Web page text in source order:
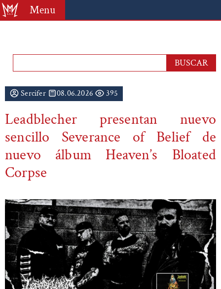
Menu
Sercifer 08.06.2026 395
Leadblecher presentan nuevo
sencillo Severance of Belief de
nuevo álbum Heaven’s Bloated
Corpse